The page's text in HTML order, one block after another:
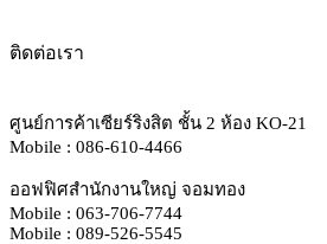
ติดต่อเรา
ศูนย์การค้าเซียร์ริงสิต ชั้น 2 ห้อง KO-21
Mobile : 086-610-4466
ออฟฟิศสำนักงานใหญ่ จอมทอง
Mobile : 063-706-7744
Mobile : 089-526-5545